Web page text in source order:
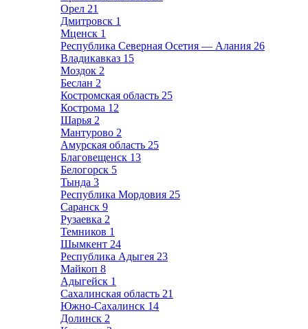
Орел 21
Дмитровск 1
Мценск 1
Республика Северная Осетия — Алания 26
Владикавказ 15
Моздок 2
Беслан 2
Костромская область 25
Кострома 12
Шарья 2
Мантурово 2
Амурская область 25
Благовещенск 13
Белогорск 5
Тында 3
Республика Мордовия 25
Саранск 9
Рузаевка 2
Темников 1
Шымкент 24
Республика Адыгея 23
Майкоп 8
Адыгейск 1
Сахалинская область 21
Южно-Сахалинск 14
Долинск 2